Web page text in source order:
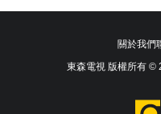
關於我們
東森電視 版權所有 ©